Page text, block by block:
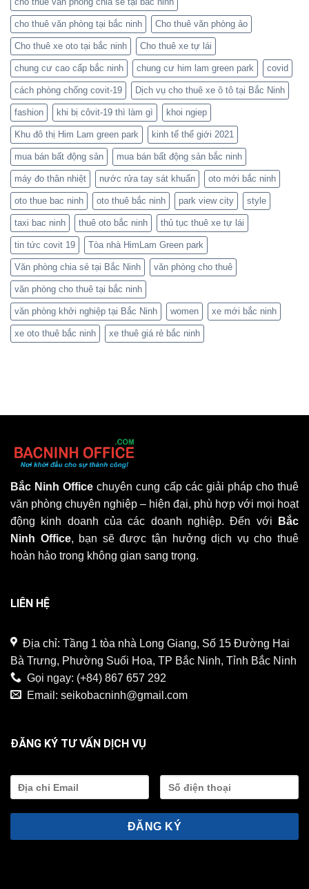
cho thuê văn phòng tại bắc ninh Cho thuê văn phòng ảo
Cho thuê xe oto tại bắc ninh Cho thuê xe tự lái
chung cư cao cấp bắc ninh chung cư him lam green park covid
cách phòng chống covit-19 Dịch vụ cho thuê xe ô tô tại Bắc Ninh
fashion khi bị côvit-19 thì làm gì khoi ngiep
Khu đô thị Him Lam green park kinh tế thế giới 2021
mua bán bất động sản mua bán bất động sản bắc ninh
máy đo thân nhiệt nước rửa tay sát khuẩn oto mới bắc ninh
oto thue bac ninh oto thuê bắc ninh park view city style
taxi bac ninh thuê oto bắc ninh thủ tục thuê xe tự lái
tin tức covit 19 Tòa nhà HimLam Green park
Văn phòng chia sẻ tại Bắc Ninh văn phòng cho thuê
văn phòng cho thuê tại bắc ninh
văn phòng khởi nghiệp tại Bắc Ninh women xe mới bắc ninh
xe oto thuê bắc ninh xe thuê giá rẻ bắc ninh
Bắc Ninh Office chuyên cung cấp các giải pháp cho thuê
văn phòng chuyên nghiệp – hiện đại, phù hợp với mọi hoạt
động kinh doanh của các doanh nghiệp. Đến với
Bắc
Ninh Office, bạn sẽ được tận hưởng dịch vụ cho thuê
hoàn hảo trong không gian sang trọng.
LIÊN HỆ
Địa chỉ: Tầng 1 tòa nhà Long Giang, Số 15 Đường Hai
Bà Trưng, Phường Suối Hoa, TP Bắc Ninh, Tỉnh Bắc Ninh
Gọi ngay: (+84) 867 657 292
Email: seikobacninh@gmail.com
ĐĂNG KÝ TƯ VẤN DỊCH VỤ